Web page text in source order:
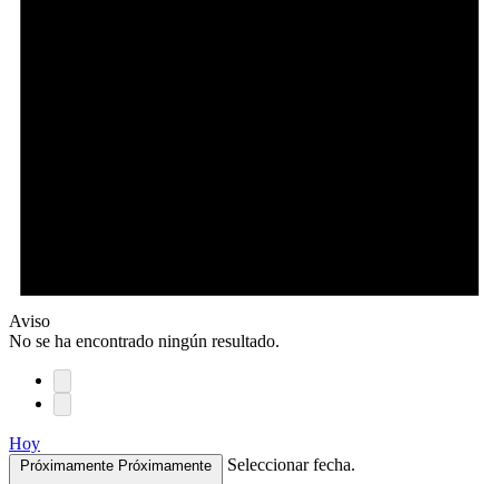
Aviso
No se ha encontrado ningún resultado.
Hoy
Próximamente Próximamente Seleccionar fecha.